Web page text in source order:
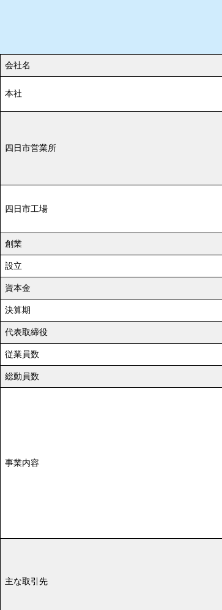
会社名
本社
四日市営業所
四日市工場
創業
設立
資本金
決算期
代表取締役
従業員数
総動員数
事業内容
主な取引先